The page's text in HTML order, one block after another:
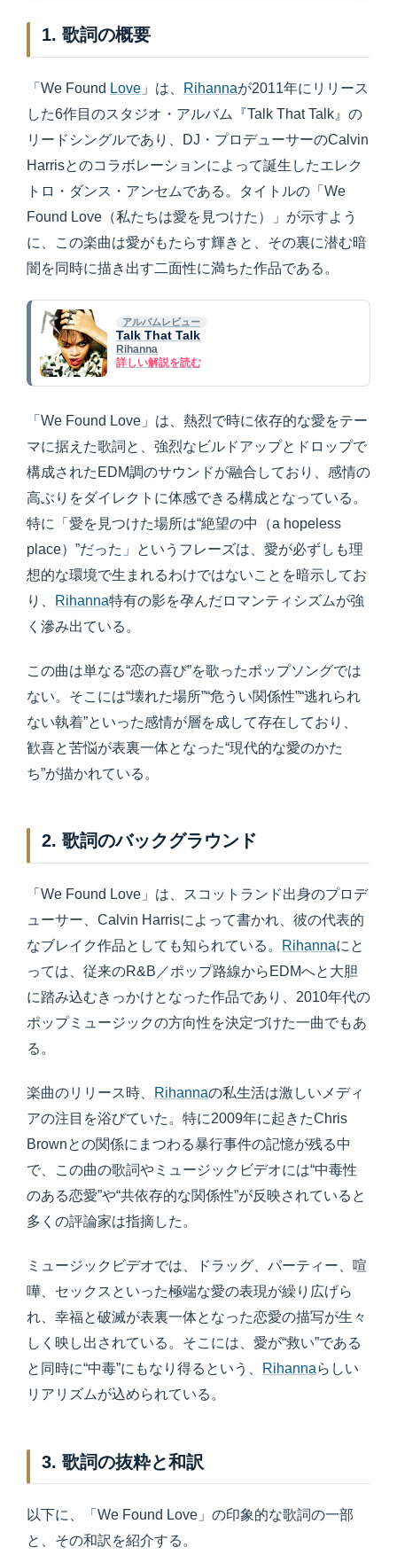
1. 歌詞の概要
「We Found Love 」は、 Rihannaが2011年にリリース
した6作目のスタジオ・アルバム『Talk That Talk』の
リードシングルであり、DJ・プロデューサーのCalvin
Harrisとのコラボレーションによって誕生したエレク
トロ・ダンス・アンセムである。タイトルの「We
Found Love（私たちは愛を見つけた）」が示すよう
に、この楽曲は愛がもたらす輝きと、その裏に潜む暗
闇を同時に描き出す二面性に満ちた作品である。
アルバムレビュー
Talk That Talk
Rihanna
詳しい解説を読む
「We Found Love」は、熱烈で時に依存的な愛をテー
マに据えた歌詞と、強烈なビルドアップとドロップで
構成されたEDM調のサウンドが融合しており、感情の
高ぶりをダイレクトに体感できる構成となっている。
特に「愛を見つけた場所は“絶望の中（a hopeless
place）”だった」というフレーズは、愛が必ずしも理
想的な環境で生まれるわけではないことを暗示してお
り、
Rihanna特有の影を孕んだロマンティシズムが強
く滲み出ている。
この曲は単なる“恋の喜び”を歌ったポップソングでは
ない。そこには“壊れた場所”“危うい関係性”“逃れられ
ない執着”といった感情が層を成して存在しており、
歓喜と苦悩が表裏一体となった“現代的な愛のかた
ち”が描かれている。
2. 歌詞のバックグラウンド
「We Found Love」は、スコットランド出身のプロデ
ューサー、Calvin Harrisによって書かれ、彼の代表的
なブレイク作品としても知られている。
Rihannaにと
っては、従来のR&B／ポップ路線からEDMへと大胆
に踏み込むきっかけとなった作品であり、2010年代の
ポップミュージックの方向性を決定づけた一曲でもあ
る。
楽曲のリリース時、 Rihannaの私生活は激しいメディ
アの注目を浴びていた。特に2009年に起きたChris
Brownとの関係にまつわる暴行事件の記憶が残る中
で、この曲の歌詞やミュージックビデオには“中毒性
のある恋愛”や“共依存的な関係性”が反映されていると
多くの評論家は指摘した。
ミュージックビデオでは、ドラッグ、パーティー、喧
嘩、セックスといった極端な愛の表現が繰り広げら
れ、幸福と破滅が表裏一体となった恋愛の描写が生々
しく映し出されている。そこには、愛が“救い”である
と同時に“中毒”にもなり得るという、
Rihannaらしい
リアリズムが込められている。
3. 歌詞の抜粋と和訳
以下に、「We Found Love」の印象的な歌詞の一部
と、その和訳を紹介する。